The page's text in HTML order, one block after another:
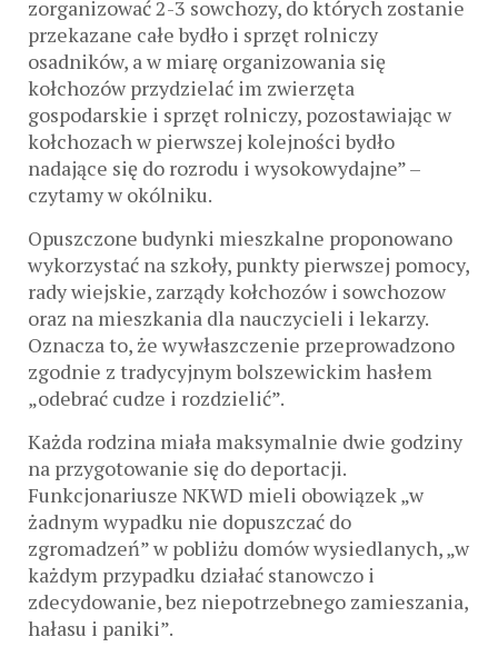
zorganizować 2-3 sowchozy, do których zostanie
przekazane całe bydło i sprzęt rolniczy
osadników, a w miarę organizowania się
kołchozów przydzielać im zwierzęta
gospodarskie i sprzęt rolniczy, pozostawiając w
kołchozach w pierwszej kolejności bydło
nadające się do rozrodu i wysokowydajne” –
czytamy w okólniku.
Opuszczone budynki mieszkalne proponowano
wykorzystać na szkoły, punkty pierwszej pomocy,
rady wiejskie, zarządy kołchozów i sowchozow
oraz na mieszkania dla nauczycieli i lekarzy.
Oznacza to, że wywłaszczenie przeprowadzono
zgodnie z tradycyjnym bolszewickim hasłem
„odebrać cudze i rozdzielić”.
Każda rodzina miała maksymalnie dwie godziny
na przygotowanie się do deportacji.
Funkcjonariusze NKWD mieli obowiązek „w
żadnym wypadku nie dopuszczać do
zgromadzeń” w pobliżu domów wysiedlanych, „w
każdym przypadku działać stanowczo i
zdecydowanie, bez niepotrzebnego zamieszania,
hałasu i paniki”.